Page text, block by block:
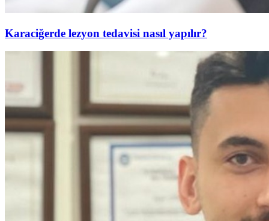
Karaciğerde lezyon tedavisi nasıl yapılır?